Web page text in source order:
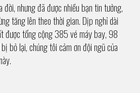
nhưng đã được nhiều bạn tin tưởng,
tăng lên theo thời gian. Dịp nghỉ dài
được tổng cộng 385 vé máy bay, 98
bỏ lại, chúng tôi cảm ơn đội ngũ của